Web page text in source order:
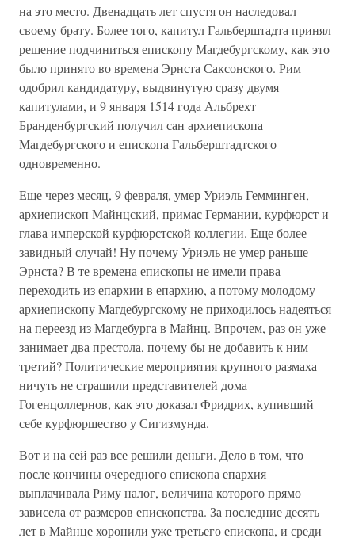
на это место. Двенадцать лет спустя он наследовал
своему брату. Более того, капитул Гальберштадта принял
решение подчиниться епископу Магдебургскому, как это
было принято во времена Эрнста Саксонского. Рим
одобрил кандидатуру, выдвинутую сразу двумя
капитулами, и 9 января 1514 года Альбрехт
Бранденбургский получил сан архиепископа
Магдебургского и епископа Гальберштадтского
одновременно.
Еще через месяц, 9 февраля, умер Уриэль Гемминген,
архиепископ Майнцский, примас Германии, курфюрст и
глава имперской курфюрстской коллегии. Еще более
завидный случай! Ну почему Уриэль не умер раньше
Эрнста? В те времена епископы не имели права
переходить из епархии в епархию, а потому молодому
архиепископу Магдебургскому не приходилось надеяться
на переезд из Магдебурга в Майнц. Впрочем, раз он уже
занимает два престола, почему бы не добавить к ним
третий? Политические мероприятия крупного размаха
ничуть не страшили представителей дома
Гогенцоллернов, как это доказал Фридрих, купивший
себе курфюршество у Сигизмунда.
Вот и на сей раз все решили деньги. Дело в том, что
после кончины очередного епископа епархия
выплачивала Риму налог, величина которого прямо
зависела от размеров епископства. За последние десять
лет в Майнце хоронили уже третьего епископа, и среди